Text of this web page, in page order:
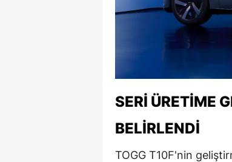
SERI ÜRETIME
BELIRLENDI
TOGG T10F'nin